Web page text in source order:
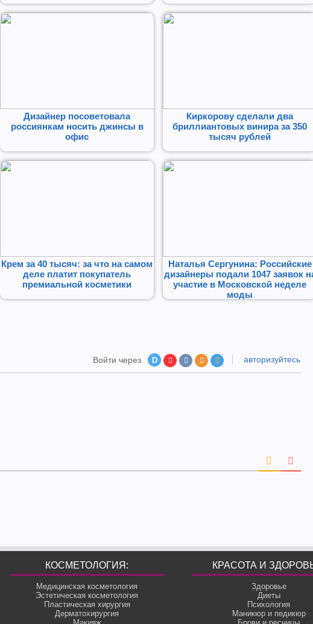
Дизайнер посоветовала
россиянкам носить джинсы в
офис
Киркорову сделали два
бриллиантовых винира за 350
тысяч рублей
Крем за 40 тысяч: за что на самом
деле платит покупатель
премиальной косметики
Наталья Сергунина: Российские
дизайнеры подали 1047 заявок
участие в Московской неделе
моды
Войти через D авторизуйтесь
КОСМЕТОЛОГИЯ:
Медицинская косметология
Эстетическая косметология
Пластическая хирургия
Дерматохирургия
КРАСОТА И
Здоровье
Диеты
Психология
Маникюр и педикюр